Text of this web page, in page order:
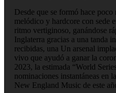
Desde que se formó hace
melódico y hardcore con sede
ritmo vertiginoso, ganándose
Inglaterra gracias a una tanda
recibidas, una Un arsenal
vivo que ayudó a ganar la
2023, la estimada “World
nominaciones instantáneas en
New England Music de este